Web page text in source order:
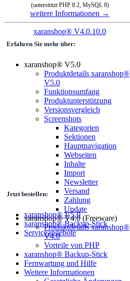
(unterstützt PHP 8.2, MySQL 8)
weitere Informationen →
xaranshop® V4.0.10.0
Erfahren Sie mehr über:
xaranshop® V5.0
Produktdetails xaranshop®
V5.0
Funktionsumfang
Produktunterstützung
Versionsvergleich
Screenshots
Kategorien
Sektionen
Hauptnavigation
Webseiten
Inhalte
Import
Newsletter
Versand
Zahlung
Update
xaranshop® V4.0 (Freeware)
Produktdetails xaranshop®
V4.0
Vorteile von PHP
xaranshop® Backup-Stick
Fernwartung und Hilfe
Weitere Informationen
Jetzt bestellen:
xaranshop® V5.0
xaranshop® Backup-Stick
Serviceangebote